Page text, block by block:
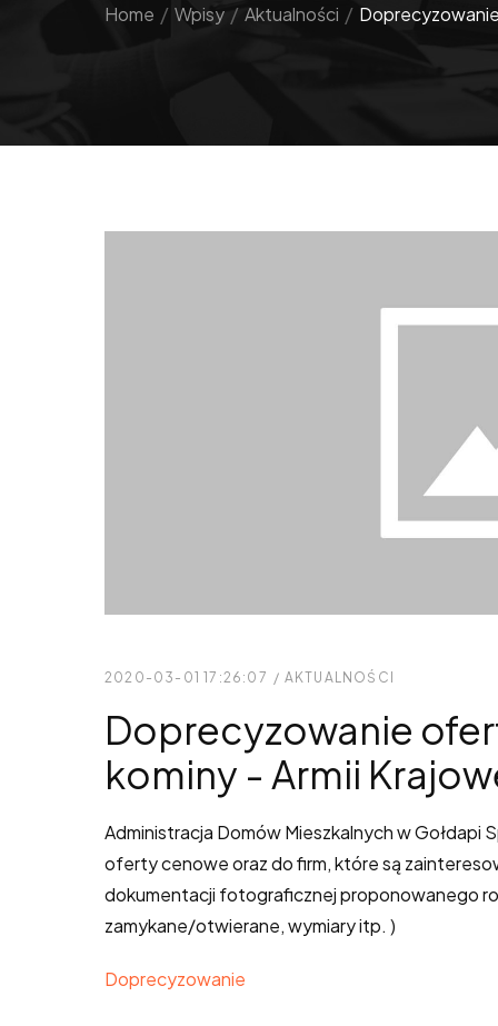
Home / Wpisy / Aktualności /
2020-03-01 17:26:07 / AKTUALNOŚCI
Doprecyzowanie
kominy - Armii
Administracja Domów Mieszkalnych w Gołdapi
oferty cenowe oraz do firm, które są
dokumentacji fotograficznej proponowanego
zamykane/otwierane, wymiary itp. )
Doprecyzowanie